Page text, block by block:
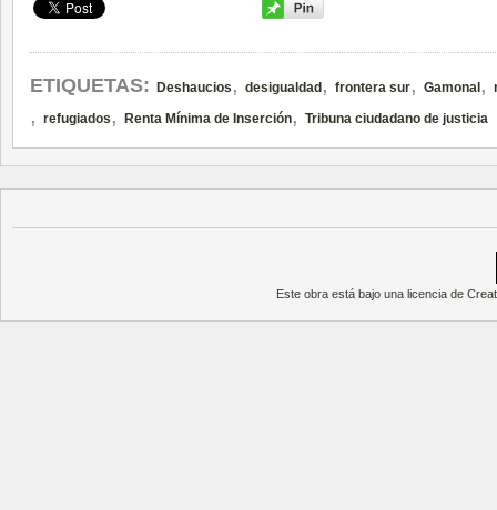
ETIQUETAS: Deshaucios , desigualdad , frontera sur, Gamonal ,
, refugiados , Renta Mínima de Inserción, Tribuna ciudadano de justicia
Este obra está bajo unalicencia de